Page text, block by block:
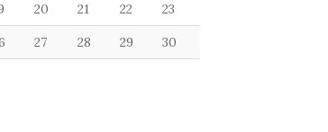
20 21 22 23
27 28 29 30